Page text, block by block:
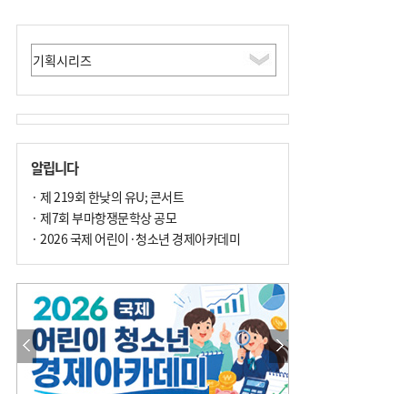
알립니다
· 제 219회 한낮의 유U; 콘서트
· 제7회 부마항쟁문학상 공모
· 2026 국제 어린이·청소년 경제아카데미